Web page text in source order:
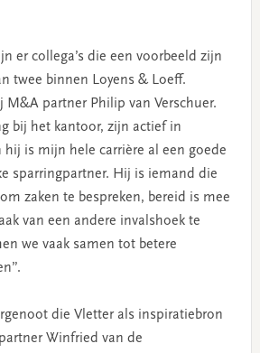
er collega’s die een voorbeeld zijn
twee binnen Loyens & Loeff.
partner Philip van Verschuer.
bij het kantoor, zijn actief in
hij is mijn hele carrière al een goede
sparringpartner. Hij is iemand die
zaken te bespreken, bereid is mee
van een andere invalshoek te
we vaak samen tot betere
die Vletter als inspiratiebron
Winfried van de